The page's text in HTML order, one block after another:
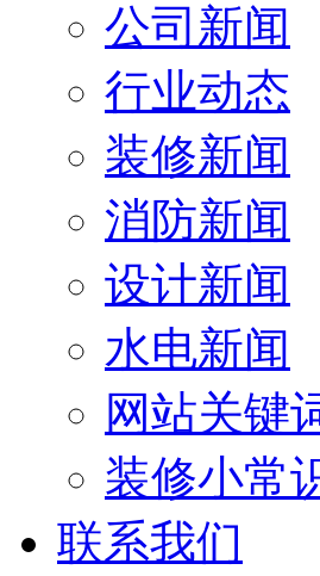
公司新闻
行业动态
装修新闻
消防新闻
设计新闻
水电新闻
网站关键
装修小常
联系我们